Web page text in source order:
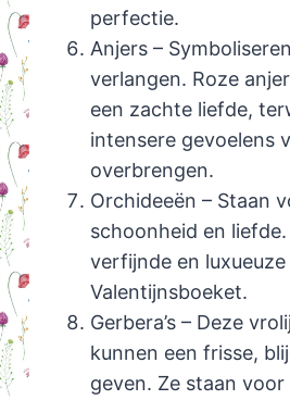
perfectie.
Anjers –
verlangen. Roze
een zachte liefde,
intensere gevoelens
overbrengen.
Orchideeën – Staan
schoonheid en
verfijnde en
Valentijnsboeket.
Gerbera’s – Deze
kunnen een frisse,
geven. Ze staan